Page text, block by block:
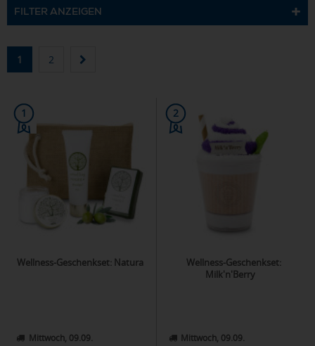
FILTER ANZEIGEN
1 2
1
Wellness-Geschenkset: Natura
Mittwoch, 09.09.
2
Wellness-Geschenkset:
Milk'n'Berry
Mittwoch, 09.09.